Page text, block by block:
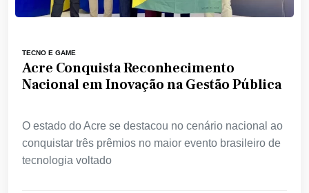
TECNO E GAME
Acre Conquista Reconhecimento
Nacional em Inovação na Gestão Pública
O estado do Acre se destacou no cenário nacional ao
conquistar três prêmios no maior evento brasileiro de
tecnologia voltado